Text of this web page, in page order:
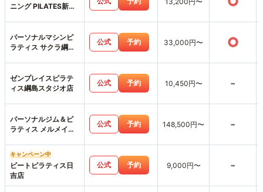
ニング PILATES新綱
パーソナルマシンピ
ラティス サクラ綱島
公式 予約 33,000円〜 ○
ゼンプレイスピラテ
ィス綱島スタジオ店
公式 予約 10,450円〜 -
パーソナルジム＆ピ
ラティス メルメイク
公式 予約 148,500円〜 -
キャンペーン中
ビートピラティス日
吉店
公式 予約 9,000円〜 -